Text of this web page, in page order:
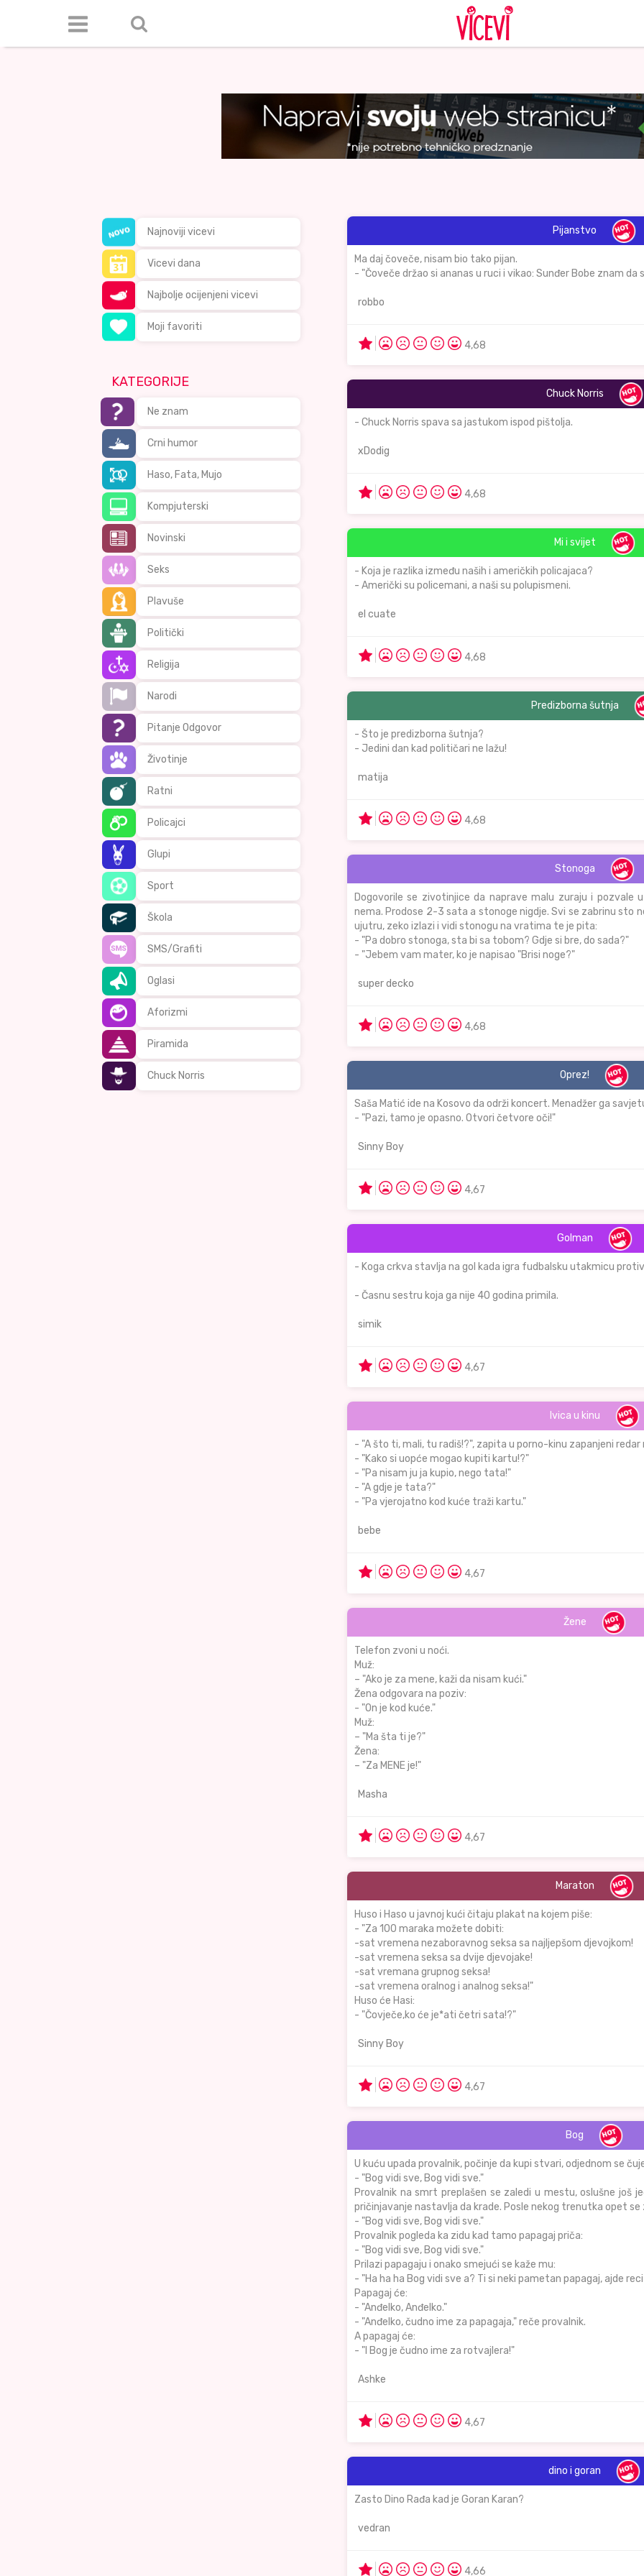
Najnoviji vicevi
Vicevi dana
Najbolje ocijenjeni vicevi
Moji favoriti
KATEGORIJE
Ne znam
Crni humor
Haso, Fata, Mujo
Kompjuterski
Novinski
Seks
Plavuše
Politički
Religija
Narodi
Pitanje Odgovor
Životinje
Ratni
Policajci
Glupi
Sport
Škola
SMS/Grafiti
Oglasi
Aforizmi
Piramida
Chuck Norris
Pijanstvo
Ma daj čoveče, nisam bio tako pijan.
- "Čoveče držao si ananas u ruci i vikao: Sunđer Bobe znam da
robbo
4,68
Chuck Norris
- Chuck Norris spava sa jastukom ispod pištolja.
xDodig
4,68
Mi i svijet
- Koja je razlika između naših i američkih policajaca?
- Američki su policemani, a naši su polupismeni.
el cuate
4,68
Predizborna šutnja
- Što je predizborna šutnja?
- Jedini dan kad političari ne lažu!
matija
4,68
Stonoga
Dogovorile se zivotinjice da naprave malu zuraju i pozvale
nema. Prodose 2-3 sata a stonoge nigdje. Svi se zabrinu sto
ujutru, zeko izlazi i vidi stonogu na vratima te je pita:
- "Pa dobro stonoga, sta bi sa tobom? Gdje si bre, do sada?"
- "Jebem vam mater, ko je napisao "Brisi noge?"
super decko
4,68
Oprez!
Saša Matić ide na Kosovo da održi koncert. Menadžer ga
- "Pazi, tamo je opasno. Otvori četvore oči!"
Sinny Boy
4,67
Golman
- Koga crkva stavlja na gol kada igra fudbalsku utakmicu
- Časnu sestru koja ga nije 40 godina primila.
simik
4,67
Ivica u kinu
- "A što ti, mali, tu radiš!?", zapita u porno-kinu zapanjeni
- "Kako si uopće mogao kupiti kartu!?"
- "Pa nisam ju ja kupio, nego tata!"
- "A gdje je tata?"
- "Pa vjerojatno kod kuće traži kartu."
bebe
4,67
Žene
Telefon zvoni u noći.
Muž:
– "Ako je za mene, kaži da nisam kući."
Žena odgovara na poziv:
- "On je kod kuće."
Muž:
– "Ma šta ti je?"
Žena:
– "Za MENE je!"
Masha
4,67
Maraton
Huso i Haso u javnoj kući čitaju plakat na kojem piše:
- "Za 100 maraka možete dobiti:
-sat vremena nezaboravnog seksa sa najljepšom djevojkom!
-sat vremena seksa sa dvije djevojake!
-sat vremana grupnog seksa!
-sat vremena oralnog i analnog seksa!"
Huso će Hasi:
- "Čovječe,ko će je*ati četri sata!?"
Sinny Boy
4,67
Bog
U kuću upada provalnik, počinje da kupi stvari, odjednom se
- "Bog vidi sve, Bog vidi sve."
Provalnik na smrt preplašen se zaledi u mestu, oslušne još
pričinjavanje nastavlja da krade. Posle nekog trenutka opet se
- "Bog vidi sve, Bog vidi sve."
Provalnik pogleda ka zidu kad tamo papagaj priča:
- "Bog vidi sve, Bog vidi sve."
Prilazi papagaju i onako smejući se kaže mu:
- "Ha ha ha Bog vidi sve a? Ti si neki pametan papagaj, ajde
Papagaj će:
- "Anđelko, Anđelko."
- "Anđelko, čudno ime za papagaja," reče provalnik.
A papagaj će:
- "I Bog je čudno ime za rotvajlera!"
Ashke
4,67
dino i goran
Zasto Dino Rađa kad je Goran Karan?
vedran
4,66